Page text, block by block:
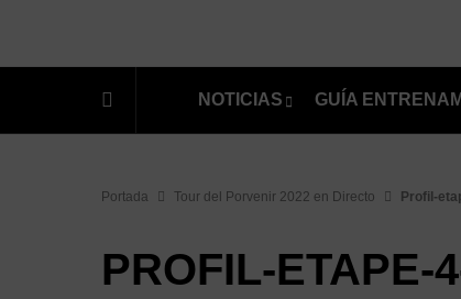
NOTICIAS GUÍA
Portada Tour del Porvenir 2022 en Directo Profil-
PROFIL-ETAPE-